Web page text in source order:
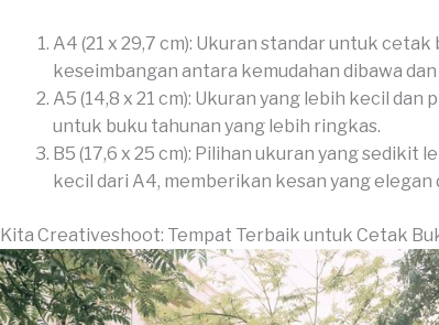
A4 (21 x 29,7 cm): Ukuran standar untuk
keseimbangan antara kemudahan dibawa
A5 (14,8 x 21 cm): Ukuran yang lebih kecil dan
untuk buku tahunan yang lebih ringkas.
B5 (17,6 x 25 cm): Pilihan ukuran yang sedikit
kecil dari A4, memberikan kesan yang elegan
Kita Creativeshoot: Tempat Terbaik untuk Cetak